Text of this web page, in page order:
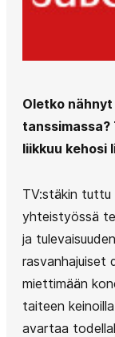
Oletko nähnyt
liikkuu kehosi
TV:stäkin tuttu
yhteistyössä
ja
rasvanhajuiset
miettimään
taiteen
avartaa